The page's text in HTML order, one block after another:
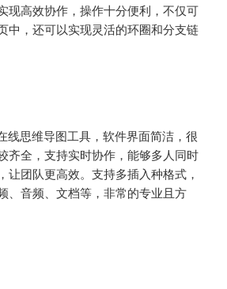
现高效协作，操作十分便利，不仅可
中，还可以实现灵活的环圈和分支链
思维导图工具，软件界面简洁，很
齐全，支持实时协作，能够多人同时
让团队更高效。支持多插入种格式，
、音频、文档等，非常的专业且方